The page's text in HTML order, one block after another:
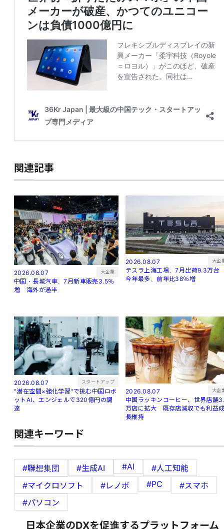
関連記事
2026.08.07 大企業
中国・長城汽車、7月新車販売3.5％
増 海外が過半
2026.08.07 大企
テスラ上海工場、7月出荷9.3万
今年最多、前年比38％増
2026.08.07 スタートアップ
"潜在空間×強化学習"で挑む中国ロボ
ットAI、エンジェルで320億円の調
達
2026.08.07 大企
中国ラッキンコーヒー、世界店舗
万店に拡大 既存店減収でも利益
長維持
関連キーワード
#聯想集団 #生成AI #AI
#人工知能
#マイクロソフト
#レノボ #PC
#スマホ
#パソコン
日本企業のDXを促進するプラットフォーム